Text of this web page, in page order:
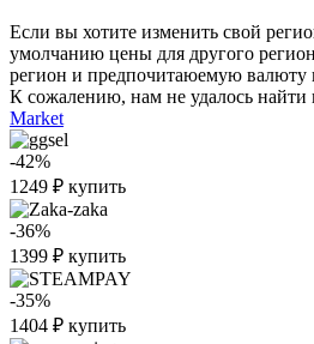
Если вы хотите изменить свой
умолчанию цены для другого
регион и предпочитаюемую валюту
К сожалению, нам не удалось
Market
-42%
1249 ₽ купить
-36%
1399 ₽ купить
-35%
1404 ₽ купить